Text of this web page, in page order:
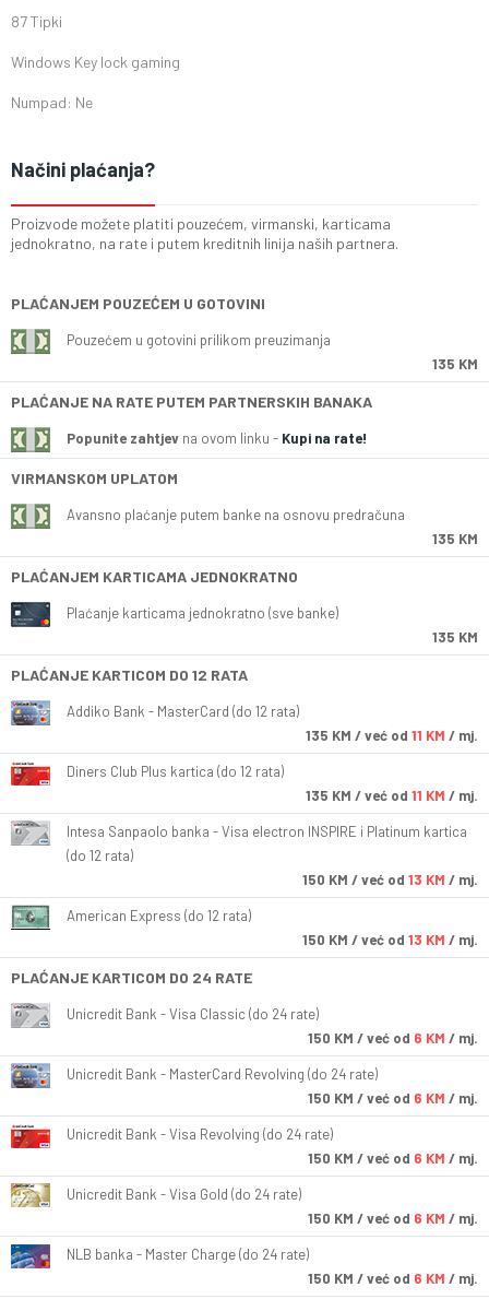
87 Tipki
Windows Key lock gaming
Numpad: Ne
Načini plaćanja?
Proizvode možete platiti pouzećem, virmanski, karticama
jednokratno, na rate i putem kreditnih linija naših partnera.
PLAĆANJEM POUZEĆEM U GOTOVINI
Pouzećem u gotovini prilikom preuzimanja
135 KM
PLAĆANJE NA RATE PUTEM PARTNERSKIH BANAKA
Popunite zahtjev na ovom linku - Kupi na rate!
VIRMANSKOM UPLATOM
Avansno plaćanje putem banke na osnovu predračuna
135 KM
PLAĆANJEM KARTICAMA JEDNOKRATNO
Plaćanje karticama jednokratno (sve banke)
135 KM
PLAĆANJE KARTICOM DO 12 RATA
Addiko Bank - MasterCard (do 12 rata)
135 KM / već od 11 KM / mj.
Diners Club Plus kartica (do 12 rata)
135 KM / već od 11 KM / mj.
Intesa Sanpaolo banka - Visa electron INSPIRE i Platinum kartica
(do 12 rata)
150 KM / već od 13 KM / mj.
American Express (do 12 rata)
150 KM / već od 13 KM / mj.
PLAĆANJE KARTICOM DO 24 RATE
Unicredit Bank - Visa Classic (do 24 rate)
150 KM / već od 6 KM / mj.
Unicredit Bank - MasterCard Revolving (do 24 rate)
150 KM / već od 6 KM / mj.
Unicredit Bank - Visa Revolving (do 24 rate)
150 KM / već od 6 KM / mj.
Unicredit Bank - Visa Gold (do 24 rate)
150 KM / već od 6 KM / mj.
NLB banka - Master Charge (do 24 rate)
150 KM / već od 6 KM / mj.